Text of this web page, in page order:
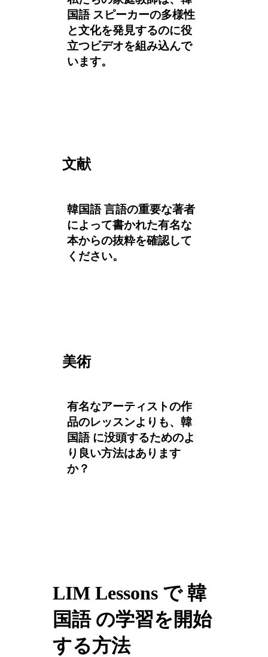
国語 スピーカーの多様性
と文化を発見するのに役
立つビデオを組み込んで
います。
文献
韓国語 言語の重要な著者
によって書かれた有名な
本からの抜粋を確認して
ください。
美術
有名なアーティストの作
品のレッスンよりも、韓
国語 に没頭するためのよ
り良い方法はあります
か？
LIM Lessons で 韓
国語 の学習を開始
する方法